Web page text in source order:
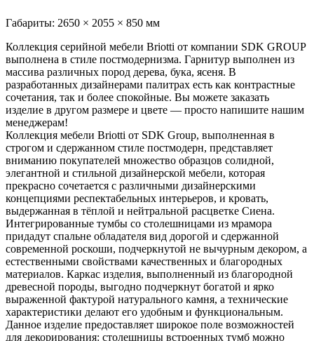
Габариты: 2650 × 2055 × 850 мм
Коллекция серийной мебели Briotti от компании SDK GROUP
выполнена в стиле постмодернизма. Гарнитур выполнен из
массива различных пород дерева, бука, ясеня. В
разработанных дизайнерами палитрах есть как контрастные
сочетания, так и более спокойные. Вы можете заказать
изделие в другом размере и цвете — просто напишите нашим
менеджерам!
Коллекция мебели Briotti от SDK Group, выполненная в
строгом и сдержанном стиле постмодерн, представляет
вниманию покупателей множество образцов солидной,
элегантной и стильной дизайнерской мебели, которая
прекрасно сочетается с различными дизайнерскими
концепциями респектабельных интерьеров, и кровать,
выдержанная в тёплой и нейтральной расцветке Сиена.
Интегрированные тумбы со столешницами из мрамора
придадут спальне обладателя вид дорогой и сдержанной
современной роскоши, подчеркнутой не вычурным декором, а
естественными свойствами качественных и благородных
материалов. Каркас изделия, выполненный из благородной
древесной породы, выгодно подчеркнут богатой и ярко
выраженной фактурой натурального камня, а технические
характеристики делают его удобным и функциональным.
Данное изделие предоставляет широкое поле возможностей
для декорирования: столешницы встроенных тумб можно